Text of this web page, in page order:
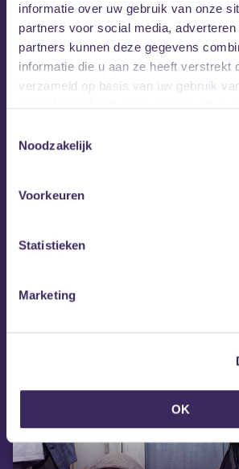
informatie over uw gebruik van onze
partners voor social media,
partners kunnen deze gegevens
informatie die u aan ze heeft verstrekt
verzameld op basis van uw gebruik
Noodzakelijk
Voorkeuren
Statistieken
Marketing
OK
MEZZ tipt